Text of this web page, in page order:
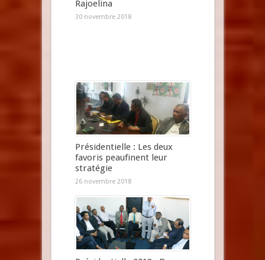
Rajoelina
30 novembre 2018
Présidentielle : Les deux
favoris peaufinent leur
stratégie
26 novembre 2018